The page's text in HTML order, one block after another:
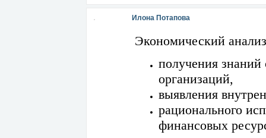
Илона Потапова
Экономический
получения знаний
организаций,
выявления
рационального
финансовых